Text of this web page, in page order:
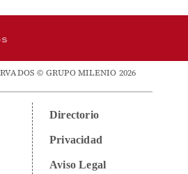
© GRUPO MILENIO 2026
Directorio
Privacidad
Aviso Legal